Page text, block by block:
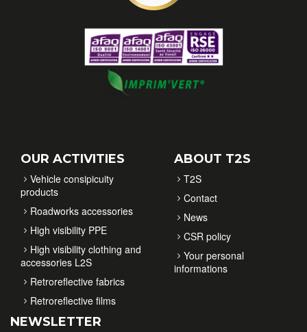
OUR ACTIVITIES
Vehicle consipicuity
products
Roadworks accessories
High visibility PPE
High visibility clothing and
accessories L2S
Retroreflective fabrics
Retroreflective films
ABOUT T2S
T2S
Contact
News
CSR policy
Your personal
informations
NEWSLETTER